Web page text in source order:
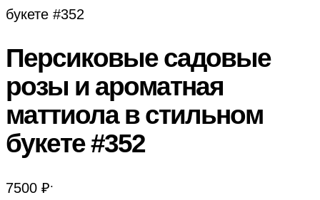
букете #352
Персиковые садовые
розы и ароматная
маттиола в стильном
букете #352
7500 ₽.